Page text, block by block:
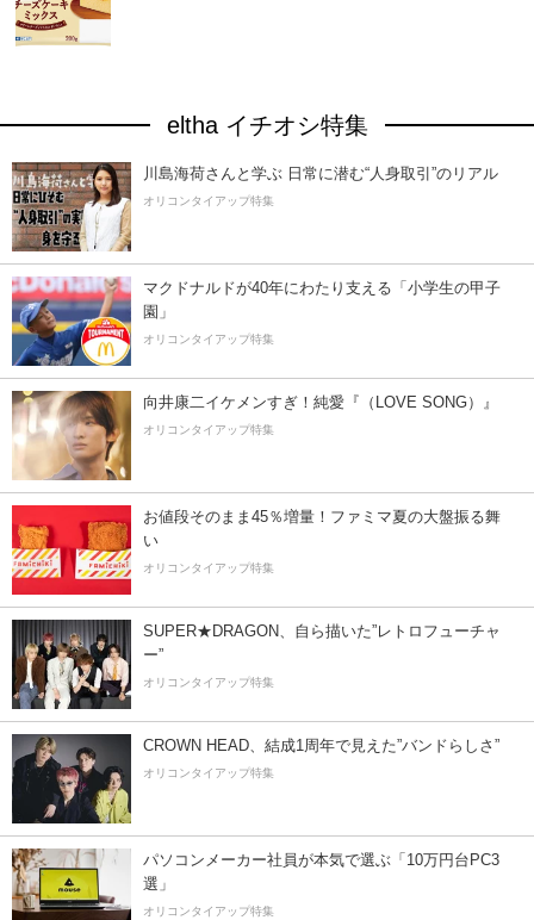
eltha イチオシ特集
川島海荷さんと学ぶ 日常に潜む“人身取引”のリアル
オリコンタイアップ特集
マクドナルドが40年にわたり支える「小学生の甲子
園」
オリコンタイアップ特集
向井康二イケメンすぎ！純愛『（LOVE SONG）』
オリコンタイアップ特集
お値段そのまま45％増量！ファミマ夏の大盤振る舞
い
オリコンタイアップ特集
SUPER★DRAGON、自ら描いた”レトロフューチャ
ー”
オリコンタイアップ特集
CROWN HEAD、結成1周年で見えた”バンドらしさ”
オリコンタイアップ特集
パソコンメーカー社員が本気で選ぶ「10万円台PC3
選」
オリコンタイアップ特集